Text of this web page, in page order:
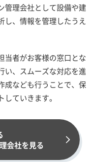
管理会社として設備や建
し、情報を管理したうえ
当者がお客様の窓口とな
い、スムーズな対応を進
成なども行うことで、保
ていきます。
会社を見る